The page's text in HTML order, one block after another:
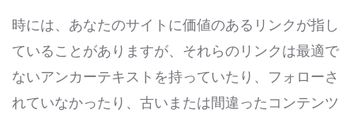
時には、あなたのサイトに価値のあるリンクが指し
ていることがありますが、それらのリンクは最適で
ないアンカーテキストを持っていたり、フォローさ
れていなかったり、古いまたは間違ったコンテンツ